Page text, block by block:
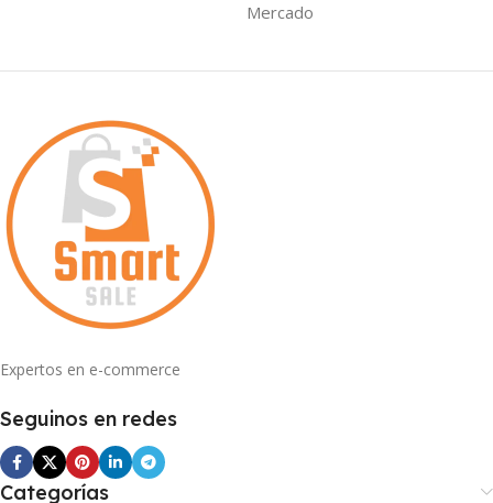
Mercado
Expertos en e-commerce
Seguinos en redes
Categorías